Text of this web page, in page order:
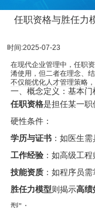
任职资格与胜任力
时间:2025-07-23
在现代企业管理中，任职
淆使用，但二者在理念、
不仅能优化人才管理策略
一、概念定义：基本
任职资格是担任某一职
硬性条件：
学历与证书：如医生需
工作经验：如高级工
技能资质：如程序员
胜任力模型则揭示高绩
型”：